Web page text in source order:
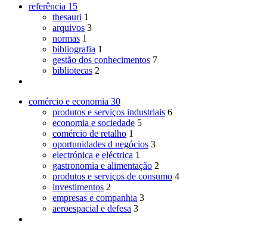
referência 15
thesauri 1
arquivos 3
normas 1
bibliografia 1
gestão dos conhecimentos 7
bibliotecas 2
comércio e economia 30
produtos e serviços industriais 6
economia e sociedade 5
comércio de retalho 1
oportunidades d negócios 3
electrónica e eléctrica 1
gastronomia e alimentação 2
produtos e serviços de consumo 4
investimentos 2
empresas e companhia 3
aeroespacial e defesa 3